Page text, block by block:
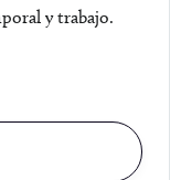
y trabajo.